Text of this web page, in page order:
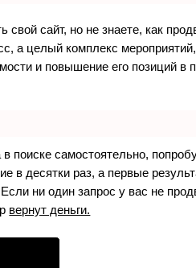
сайт, но не знаете, как
а целый комплекс мероприятий,
и повышение его позиций в
поиске самостоятельно,
в десятки раз, а первые
ни один запрос у вас не
вернут деньги.